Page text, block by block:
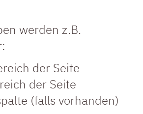
werden z.B.
der Seite
der Seite
(falls vorhanden)